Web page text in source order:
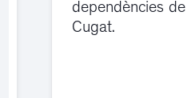
dependències de la
Cugat.